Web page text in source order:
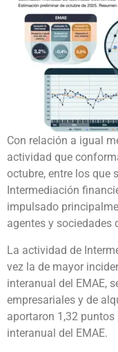
Con relación a igual
actividad que
octubre, entre los que
Intermediación
impulsado
agentes y sociedades
La actividad de
vez la de mayor
interanual del EMAE,
empresariales y de
aportaron 1,32
interanual del EMAE.